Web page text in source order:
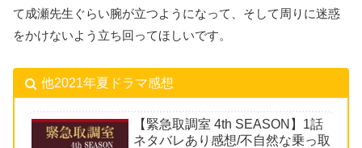
て成瀬先生ぐらい腕が立つようになって、そして周りに迷惑
をかけないよう立ち回ってほしいです。
他2021年夏ドラマ感想
【緊急取調室 4th SEASON】1話
ネタバレあり感想/不自然な乗っ取